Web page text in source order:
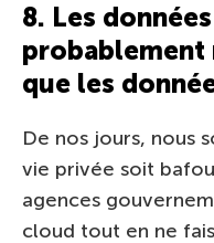
8. Les
probablement
que les
De nos jours, nous
vie privée soit
agences
cloud tout en ne